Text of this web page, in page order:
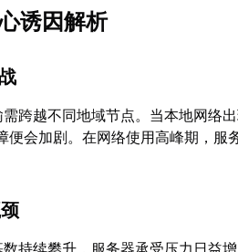
诱因解析
需跨越不同地域节点。当本地网络
便会加剧。在网络使用高峰期，服
持续攀升，服务器承受压力日益